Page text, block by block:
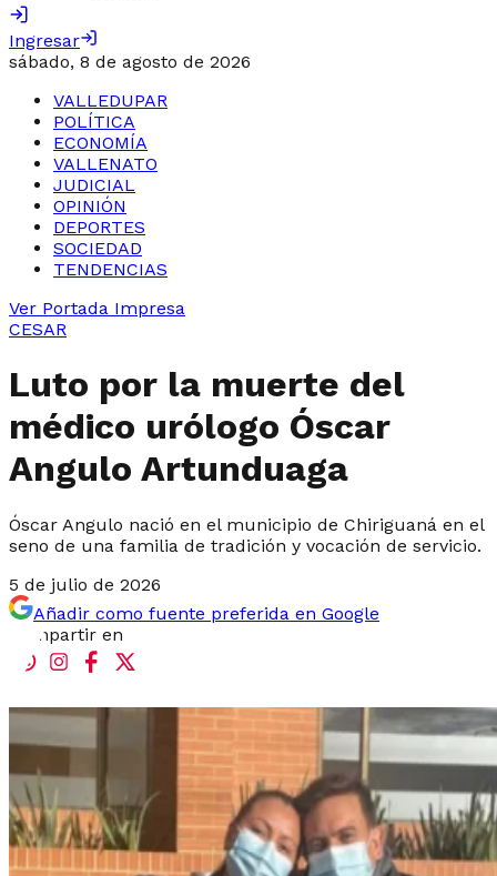
Ingresar
sábado, 8 de agosto de 2026
VALLEDUPAR
POLÍTICA
ECONOMÍA
VALLENATO
JUDICIAL
OPINIÓN
DEPORTES
SOCIEDAD
TENDENCIAS
Ver Portada Impresa
CESAR
Luto por la muerte del
médico urólogo Óscar
Angulo Artunduaga
Óscar Angulo nació en el municipio de Chiriguaná en el
seno de una familia de tradición y vocación de servicio.
5 de julio de 2026
Añadir como fuente preferida en Google
Compartir en